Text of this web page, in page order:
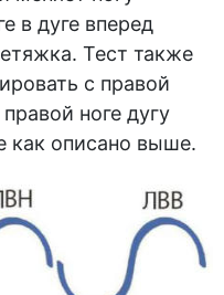
в дуге вперед
Тест также
с правой
ноге дугу
как описано выше.